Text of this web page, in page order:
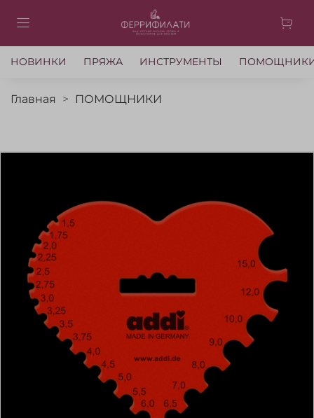
НОВИНКИ ПРЯЖА ИНСТРУМЕНТЫ
Главная ПОМОЩНИКИ